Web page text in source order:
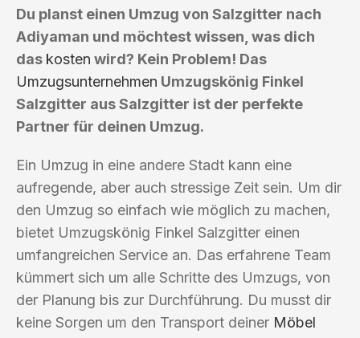
Du planst einen Umzug von Salzgitter nach
Adiyaman und möchtest wissen, was dich
das kosten wird? Kein Problem! Das
Umzugsunternehmen Umzugskönig Finkel
Salzgitter aus Salzgitter ist der perfekte
Partner für deinen Umzug.
Ein Umzug in eine andere Stadt kann eine
aufregende, aber auch stressige Zeit sein. Um dir
den Umzug so einfach wie möglich zu machen,
bietet Umzugskönig Finkel Salzgitter einen
umfangreichen Service an. Das erfahrene Team
kümmert sich um alle Schritte des Umzugs, von
der Planung bis zur Durchführung. Du musst dir
keine Sorgen um den Transport deiner Möbel